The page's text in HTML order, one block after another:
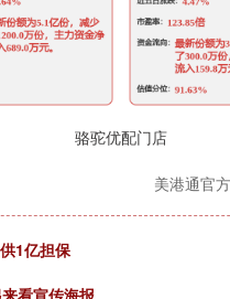
骆驼优配门店
美港通官
1亿担保